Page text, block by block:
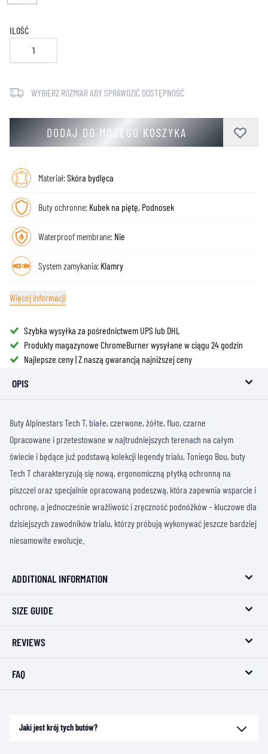
ILOŚĆ
WYBIERZ ROZMIAR ABY SPRAWDZIĆ DOSTĘPNOŚĆ
DODAJ DO MOJEGO KOSZYKA
Materiał:Skóra bydlęca
Buty ochronne: Kubek na piętę, Podnosek
Waterproof membrane: Nie
System zamykania: Klamry
Więcej informacji
Szybka wysyłka za pośrednictwem UPS lub DHL
Produkty magazynowe ChromeBurner wysyłane w ciągu 24 godzin
Najlepsze ceny | Z naszą gwarancją najniższej ceny
OPIS
Buty Alpinestars Tech T, białe, czerwone, żółte, fluo, czarne
Opracowane i przetestowane w najtrudniejszych terenach na całym
świecie i będące już podstawą kolekcji legendy trialu, Toniego Bou, buty
Tech T charakteryzują się nową, ergonomiczną płytką ochronną na
piszczel oraz specjalnie opracowaną podeszwą, która zapewnia wsparcie i
ochronę, a jednocześnie wrażliwość i zręczność podnóżków – kluczowe dla
dzisiejszych zawodników trialu, którzy próbują wykonywać jeszcze bardziej
niesamowite ewolucje.
ADDITIONAL INFORMATION
SIZE GUIDE
REVIEWS
FAQ
Jaki jest krój tych butów?